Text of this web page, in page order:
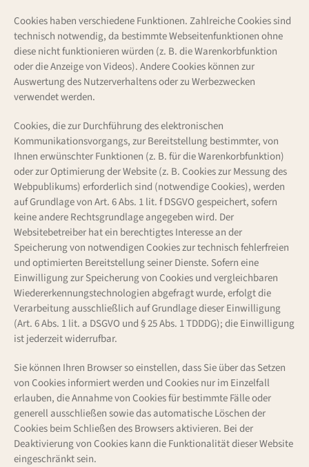
Cookies haben verschiedene Funktionen. Zahlreiche Cookies sind
technisch notwendig, da bestimmte Webseitenfunktionen ohne
diese nicht funktionieren würden (z. B. die Warenkorbfunktion
oder die Anzeige von Videos). Andere Cookies können zur
Auswertung des Nutzerverhaltens oder zu Werbezwecken
verwendet werden.
Cookies, die zur Durchführung des elektronischen
Kommunikationsvorgangs, zur Bereitstellung bestimmter, von
Ihnen erwünschter Funktionen (z. B. für die Warenkorbfunktion)
oder zur Optimierung der Website (z. B. Cookies zur Messung des
Webpublikums) erforderlich sind (notwendige Cookies), werden
auf Grundlage von Art. 6 Abs. 1 lit. f DSGVO gespeichert, sofern
keine andere Rechtsgrundlage angegeben wird. Der
Websitebetreiber hat ein berechtigtes Interesse an der
Speicherung von notwendigen Cookies zur technisch fehlerfreien
und optimierten Bereitstellung seiner Dienste. Sofern eine
Einwilligung zur Speicherung von Cookies und vergleichbaren
Wiedererkennungstechnologien abgefragt wurde, erfolgt die
Verarbeitung ausschließlich auf Grundlage dieser Einwilligung
(Art. 6 Abs. 1 lit. a DSGVO und § 25 Abs. 1 TDDDG); die Einwilligung
ist jederzeit widerrufbar.
Sie können Ihren Browser so einstellen, dass Sie über das Setzen
von Cookies informiert werden und Cookies nur im Einzelfall
erlauben, die Annahme von Cookies für bestimmte Fälle oder
generell ausschließen sowie das automatische Löschen der
Cookies beim Schließen des Browsers aktivieren. Bei der
Deaktivierung von Cookies kann die Funktionalität dieser Website
eingeschränkt sein.